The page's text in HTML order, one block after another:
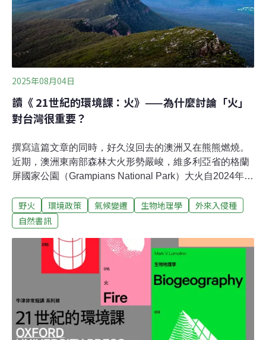
（自由時報報導）
2025年08月04日
讀《 21世紀的環境課：火》——為什麼討論「火」
對台灣很重要？
撰寫這篇文章的同時，好久沒回去的澳洲又在熊熊燃燒。
近期，澳洲東南部森林大火形勢嚴峻，維多利亞省的格蘭
屏國家公園（Grampians National Park）大火自2024年
公里。強風和乾燥植被使300多名消防員的滅火行動面臨
挑戰。主管機關對霍爾斯加普（Halls Gap）等地區發布緊
加劇。新南威爾斯省內陸和東北部因高溫和大風加速火勢
蔓延，主管機關對雪梨地區全面實施禁火令，建議居民避
免不必要的旅行。在此危急時刻，主管機關提醒公眾保持
警惕，遵循官方建議，確保安全渡過這段火災高風險期。
這場大火，是2019年冬天的澳洲森林大火以來，澳洲規模
最大的一次。當時，我正在昆士蘭大學讀博士班，準備收
拾行李回台灣過年。有一天起床，窗外一片霧霾，PM2.5
野火 環境政策 氣候變遷 生物地理學
外來入侵種
自然書訊